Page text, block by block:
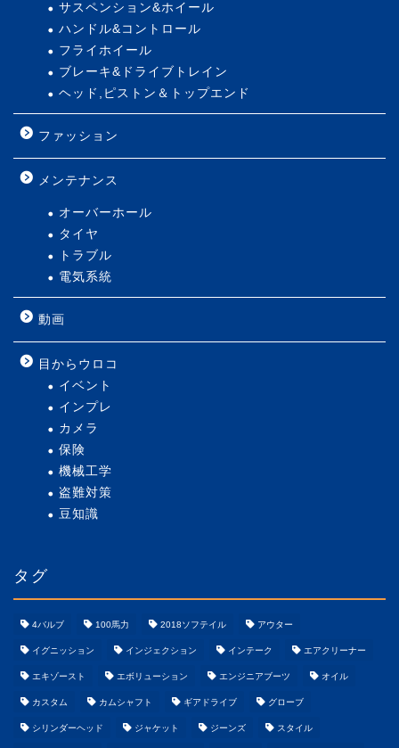
サスペンション&ホイール
ハンドル&コントロール
フライホイール
ブレーキ&ドライブトレイン
ヘッド,ピストン＆トップエンド
ファッション
メンテナンス
オーバーホール
タイヤ
トラブル
電気系統
動画
目からウロコ
イベント
インプレ
カメラ
保険
機械工学
盗難対策
豆知識
タグ
4バルブ 100馬力 2018ソフテイル アウター
イグニッション インジェクション インテーク エアクリーナー
エキゾースト エボリューション エンジニアブーツ オイル
カスタム カムシャフト ギアドライブ グローブ
シリンダーヘッド ジャケット ジーンズ スタイル